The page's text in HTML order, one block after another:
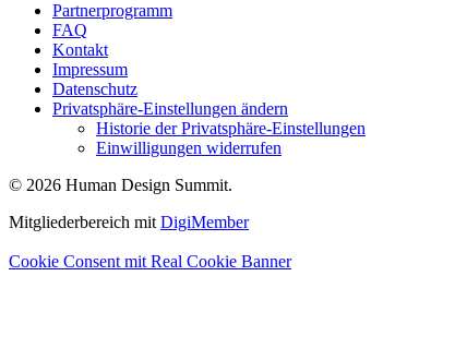
Partnerprogramm
FAQ
Kontakt
Impressum
Datenschutz
Privatsphäre-Einstellungen ändern
Historie der Privatsphäre-Einstellungen
Einwilligungen widerrufen
© 2026 Human Design Summit.
Mitgliederbereich mit DigiMember
Cookie Consent mit Real Cookie Banner